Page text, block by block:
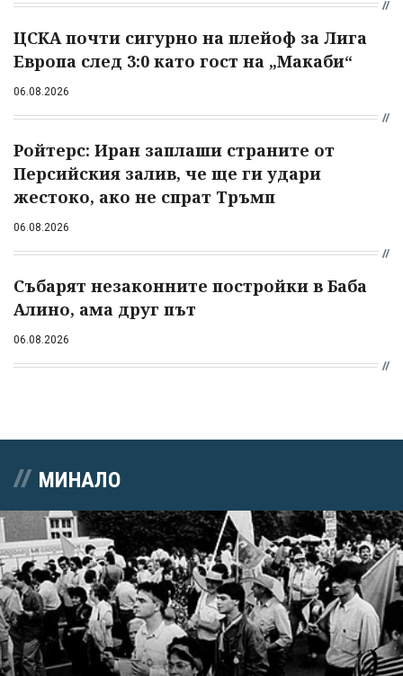
ЦСКА почти сигурно на плейоф за Лига
Европа след 3:0 като гост на „Макаби“
06.08.2026
Ройтерс: Иран заплаши страните от
Персийския залив, че ще ги удари
жестоко, ако не спрат Тръмп
06.08.2026
Събарят незаконните постройки в Баба
Алино, ама друг път
06.08.2026
МИНАЛО